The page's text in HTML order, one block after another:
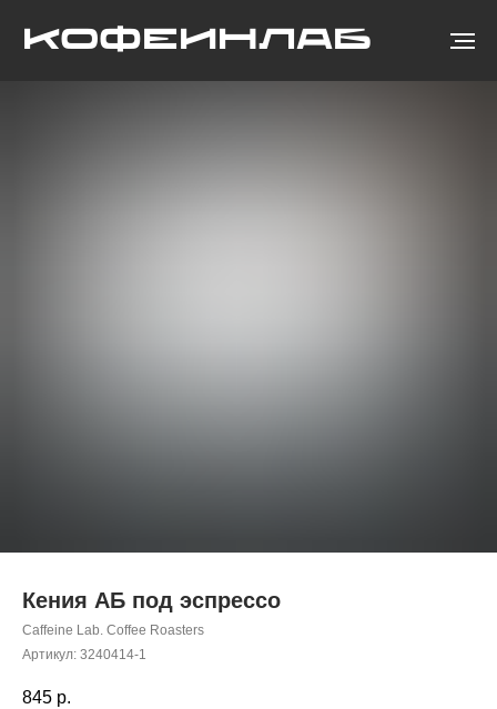
КОФЕИНЛАБ
Кения АБ под эспрессо
Caffeine Lab. Coffee Roasters
Артикул: 3240414-1
845 р.